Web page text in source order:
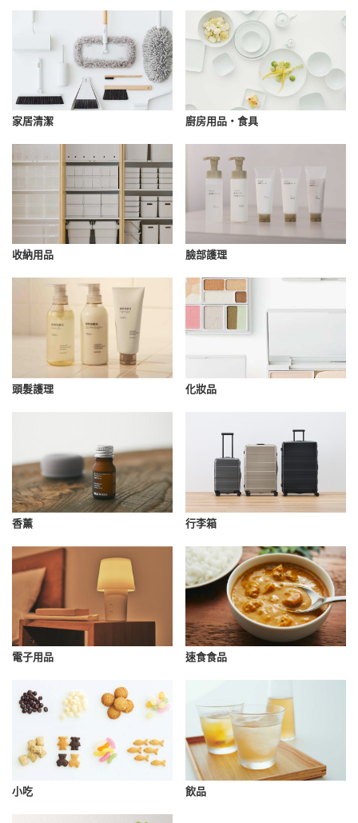
家居清潔 廚房用品・食具
收納用品 臉部護理
頭髮護理 化妝品
香薰 行李箱
電子用品 速食食品
小吃 飲品